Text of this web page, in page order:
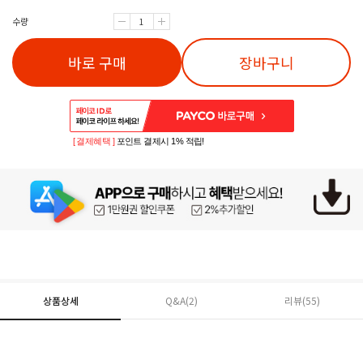
수량
바로 구매 장바구니
[ 결제혜택 ] 포인트 결제시 1% 적립!
상품상세 Q&A(2) 리뷰(55)